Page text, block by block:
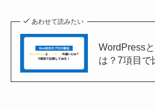
あわせて読みたい
WordPress
は？7項目で